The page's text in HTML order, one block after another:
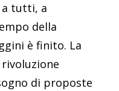
tutti, a
della
è finito. La
di proposte